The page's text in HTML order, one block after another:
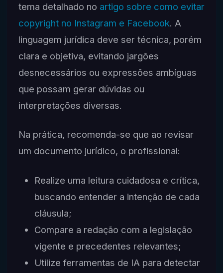
tema detalhado no artigo sobre como evitar
copyright no Instagram e Facebook. A
linguagem jurídica deve ser técnica, porém
clara e objetiva, evitando jargões
desnecessários ou expressões ambíguas
que possam gerar dúvidas ou
interpretações diversas.
Na prática, recomenda-se que ao revisar
um documento jurídico, o profissional:
Realize uma leitura cuidadosa e crítica,
buscando entender a intenção de cada
cláusula;
Compare a redação com a legislação
vigente e precedentes relevantes;
Utilize ferramentas de IA para detectar